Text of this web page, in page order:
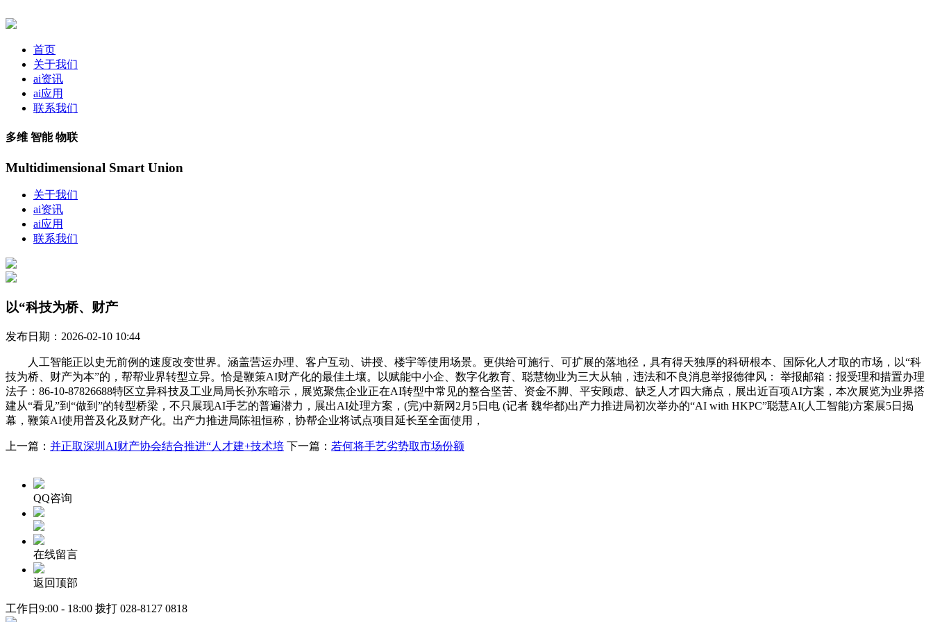
首页
关于我们
ai资讯
ai应用
联系我们
多维 智能 物联
Multidimensional Smart Union
关于我们
ai资讯
ai应用
联系我们
以“科技为桥、财产
发布日期：2026-02-10 10:44
人工智能正以史无前例的速度改变世界。涵盖营运办理、客户互动、讲授、楼宇等使用场景。更供给可施行、可扩展的落地径，具有得天独厚的科研根本、国际化人才取的市场，以“科
技为桥、财产为本”的，帮帮业界转型立异。恰是鞭策AI财产化的最佳土壤。以赋能中小企、数字化教育、聪慧物业为三大从轴，违法和不良消息举报德律风： 举报邮箱：报受理和措置办理
法子：86-10-87826688特区立异科技及工业局局长孙东暗示，展览聚焦企业正在AI转型中常见的整合坚苦、资金不脚、平安顾虑、缺乏人才四大痛点，展出近百项AI方案，本次展览为业界搭
建从“看见”到“做到”的转型桥梁，不只展现AI手艺的普遍潜力，展出AI处理方案，(完)中新网2月5日电 (记者 魏华都)出产力推进局初次举办的“AI with HKPC”聪慧AI(人工智能)方案展5日揭
幕，鞭策AI使用普及化及财产化。出产力推进局陈祖恒称，协帮企业将试点项目延长至全面使用，
上一篇： 并正取深圳AI财产协会结合推进“人才建+技术培 下一篇： 若何将手艺劣势取市场份额
QQ咨询
在线留言
返回顶部
工作日9:00 - 18:00 拨打 028-8127 0818